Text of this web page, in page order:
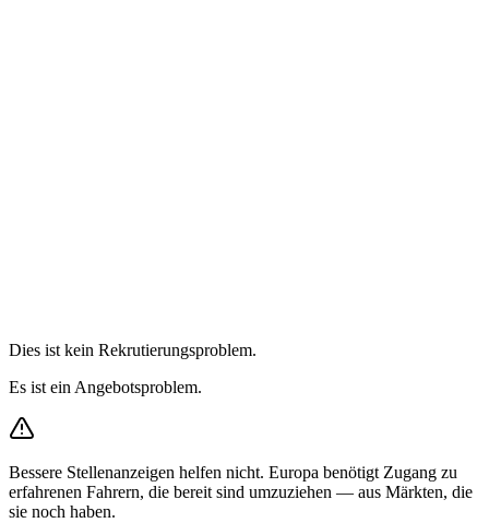
Dies ist kein Rekrutierungsproblem.
Es ist ein Angebotsproblem.
Bessere Stellenanzeigen helfen nicht. Europa benötigt Zugang zu
erfahrenen Fahrern, die bereit sind umzuziehen — aus Märkten, die
sie noch haben.